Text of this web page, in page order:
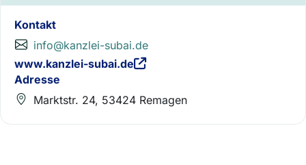
Kontakt
info@kanzlei-subai.de
www.kanzlei-subai.de
Adresse
Marktstr. 24, 53424 Remagen